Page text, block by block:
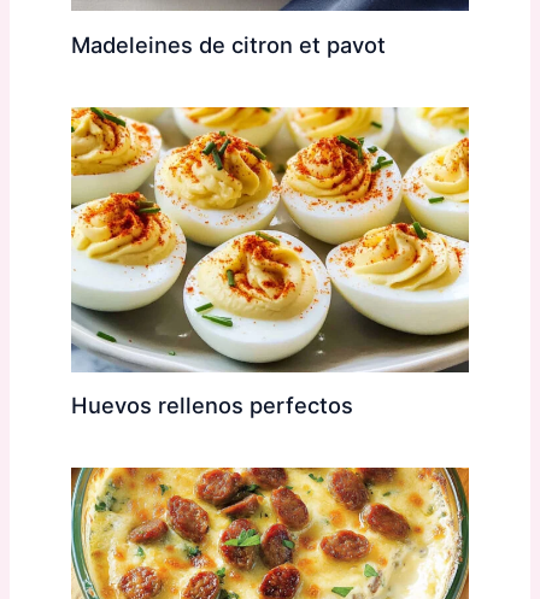
Madeleines de citron et pavot
Huevos rellenos perfectos